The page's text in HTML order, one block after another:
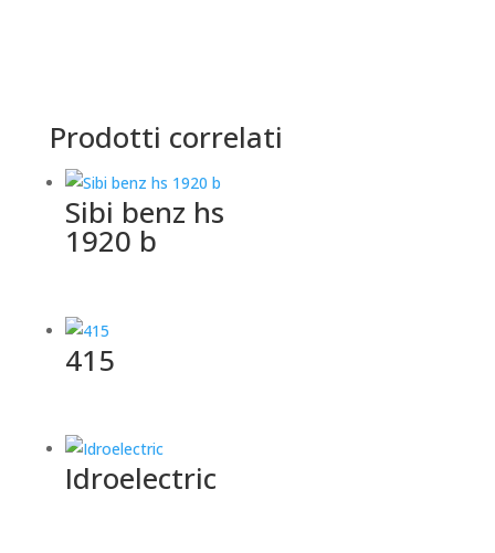
Prodotti correlati
Sibi benz hs
1920 b
415
Idroelectric